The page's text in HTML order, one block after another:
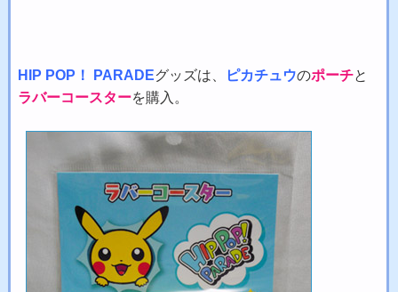
HIP POP！ PARADEグッズは、 ピカチュウのポーチと
ラバーコースターを購入。